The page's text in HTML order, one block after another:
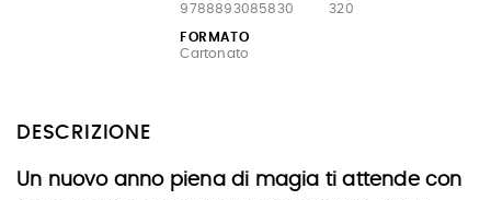
9788893085830
320
FORMATO
Cartonato
DESCRIZIONE
Un nuovo anno piena di magia ti attende con